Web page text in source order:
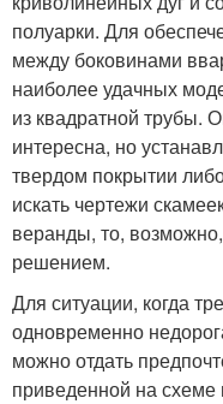
полуарки. Для
между боковинами
наиболее удачных
из квадратной трубы.
интересна, но
твердом покрытии
искать чертежи
веранды, то,
решением.
Для ситуации, когда
одновременно
можно отдать
приведенной на схеме